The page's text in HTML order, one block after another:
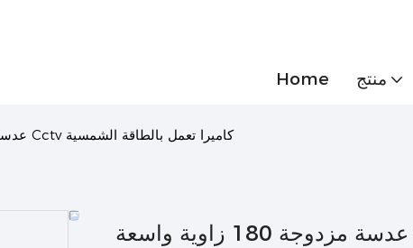
Home منتج
عدسة مزدوجة 180 زاوية واسعة Cctv كاميرا تعمل بالطاقة الشمسية